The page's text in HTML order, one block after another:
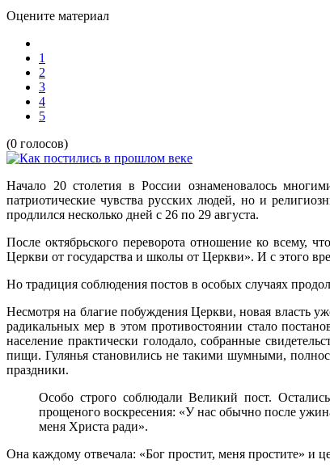
Оцените материал
1
2
3
4
5
(0 голосов)
Начало 20 столетия в России ознаменовалось
патриотические чувства русских людей, но и
продлился несколько дней с 26 по 29 августа.
После октябрьского переворота отношение ко всему,
Церкви от государства и школы от Церкви». И с этого
Но традиция соблюдения постов в особых случаях
Несмотря на благие побуждения Церкви, новая власть
радикальных мер в этом противостоянии стало
население практически голодало, собранные
пищи. Гулянья становились не такими шумными,
праздники.
Особо строго соблюдали Великий пост.
прощеного воскресения: «У нас обычно после
меня Христа ради».
Она каждому отвечала: «Бог простит, меня простите» и